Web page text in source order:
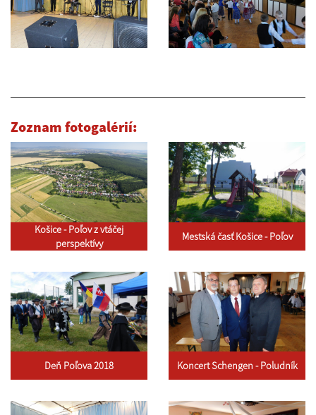
Zoznam fotogalérií:
Košice - Poľov z vtáčej
perspektívy
Mestská časť Košice - Poľov
Deň Poľova 2018 Koncert Schengen - Poludník